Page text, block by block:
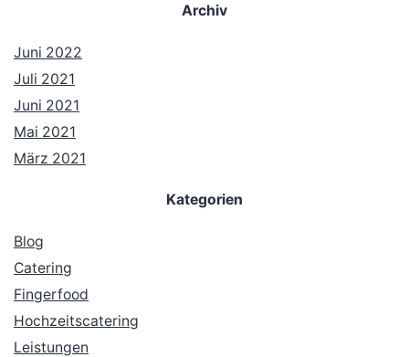
Archiv
Juni 2022
Juli 2021
Juni 2021
Mai 2021
März 2021
Kategorien
Blog
Catering
Fingerfood
Hochzeitscatering
Leistungen